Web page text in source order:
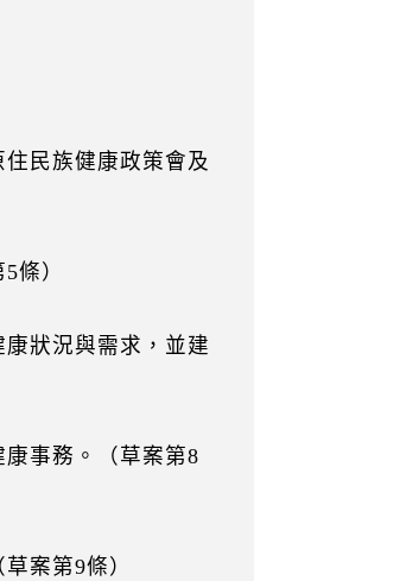
民族健康政策會及
條）
狀況與需求，並建
事務。（草案第8
案第9條）